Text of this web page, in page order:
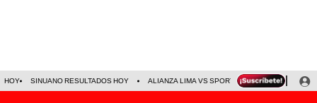
HOY SINUANO RESULTADOS HOY ALIANZA LIMA VS SPORT BOYS JORGE